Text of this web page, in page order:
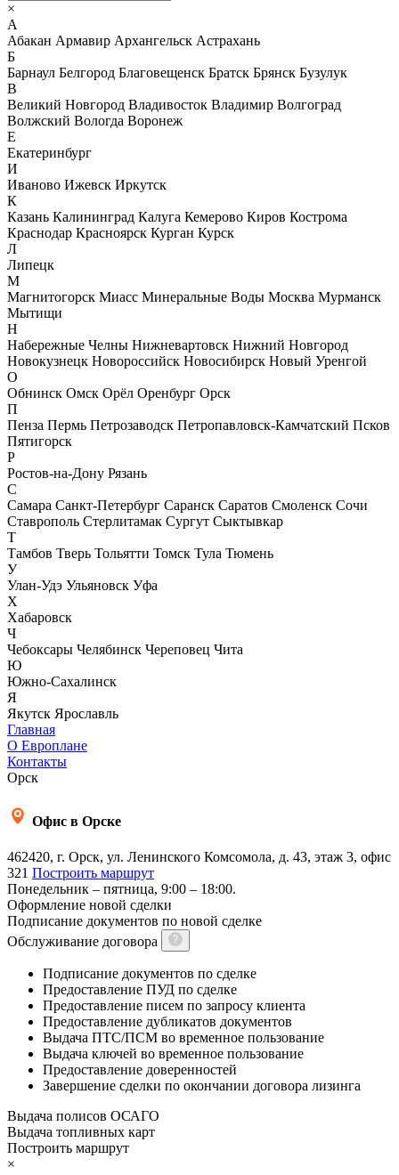
×
А
Абакан Армавир Архангельск Астрахань
Б
Барнаул Белгород Благовещенск Братск Брянск Бузулук
В
Великий Новгород Владивосток Владимир Волгоград
Волжский Вологда Воронеж
Е
Екатеринбург
И
Иваново Ижевск Иркутск
К
Казань Калининград Калуга Кемерово Киров Кострома
Краснодар Красноярск Курган Курск
Л
Липецк
М
Магнитогорск Миасс Минеральные Воды Москва Мурманск
Мытищи
Н
Набережные Челны Нижневартовск Нижний Новгород
Новокузнецк Новороссийск Новосибирск Новый Уренгой
О
Обнинск Омск Орёл Оренбург Орск
П
Пенза Пермь Петрозаводск Петропавловск-Камчатский Псков
Пятигорск
Р
Ростов-на-Дону Рязань
С
Самара Санкт-Петербург Саранск Саратов Смоленск Сочи
Ставрополь Стерлитамак Сургут Сыктывкар
Т
Тамбов Тверь Тольятти Томск Тула Тюмень
У
Улан-Удэ Ульяновск Уфа
Х
Хабаровск
Ч
Чебоксары Челябинск Череповец Чита
Ю
Южно-Сахалинск
Я
Якутск Ярославль
Главная
О Европлане
Контакты
Орск
Офис в Орске
462420, г. Орск, ул. Ленинского Комсомола, д. 43, этаж 3, офис
321 Построить маршрут
Понедельник – пятница, 9:00 – 18:00.
Оформление новой сделки
Подписание документов по новой сделке
Обслуживание договора
Подписание документов по сделке
Предоставление ПУД по сделке
Предоставление писем по запросу клиента
Предоставление дубликатов документов
Выдача ПТС/ПСМ во временное пользование
Выдача ключей во временное пользование
Предоставление доверенностей
Завершение сделки по окончании договора лизинга
Выдача полисов ОСАГО
Выдача топливных карт
Построить маршрут
×